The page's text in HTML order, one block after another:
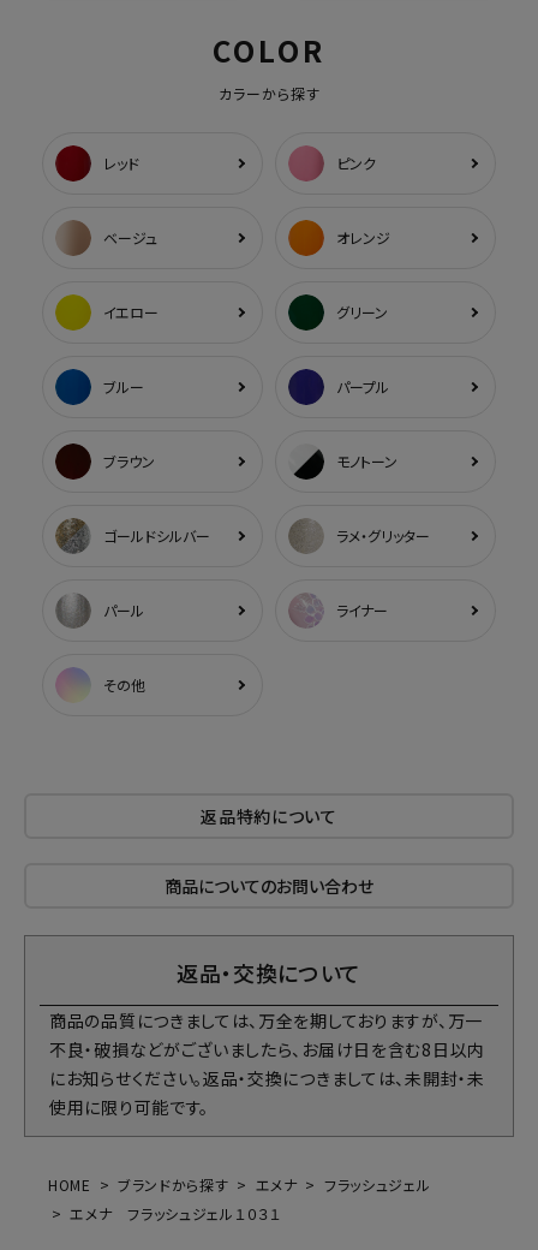
COLOR
カラーから探す
レッド ピンク
ベージュ オレンジ
イエロー グリーン
ブルー パープル
ブラウン モノトーン
ゴールドシルバー ラメ・グリッター
パール ライナー
その他
返品特約について
商品についてのお問い合わせ
返品・交換について
商品の品質につきましては、万全を期しておりますが、万一
不良・破損などがございましたら、お届け日を含む8日以内
にお知らせください。返品・交換につきましては、未開封・未
使用に限り可能です。
HOME ブランドから探す エメナ
フラッシュジェル
エメナ フラッシュジェル１０３１